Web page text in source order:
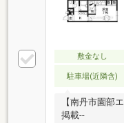
敷金なし
駐車場(近隣含)
【南丹市園部
掲載--